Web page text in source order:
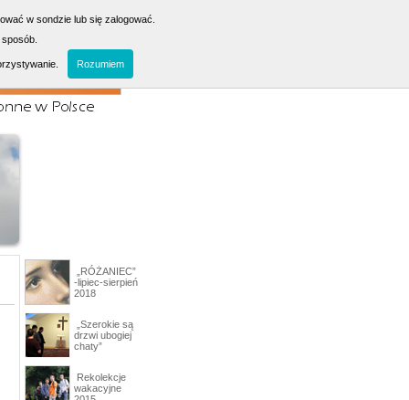
„RÓŻANIEC”
-lipiec-sierpień
2018
„Szerokie są
drzwi ubogiej
chaty”
Rekolekcje
wakacyjne
w sondzie lub się zalogować.
Rozumiem